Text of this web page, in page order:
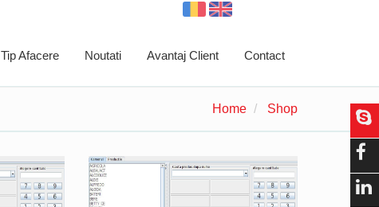
Tip Afacere Noutati Avantaj Client Contact
Home Shop